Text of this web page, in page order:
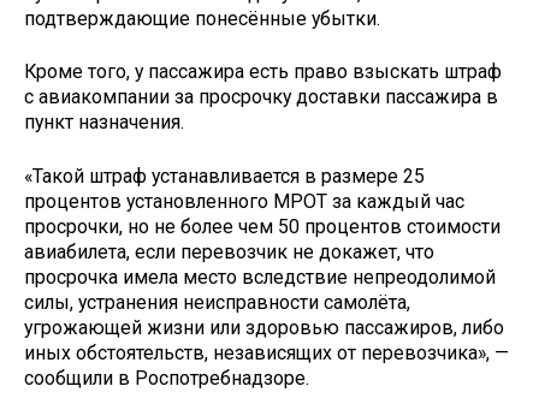
подтверждающие понесённые убытки.
Кроме того, у пассажира есть право взыскать штраф
с авиакомпании за просрочку доставки пассажира в
пункт назначения.
«Такой штраф устанавливается в размере 25
процентов установленного МРОТ за каждый час
просрочки, но не более чем 50 процентов стоимости
авиабилета, если перевозчик не докажет, что
просрочка имела место вследствие непреодолимой
силы, устранения неисправности самолёта,
угрожающей жизни или здоровью пассажиров, либо
иных обстоятельств, независящих от перевозчика», —
сообщили в Роспотребнадзоре.